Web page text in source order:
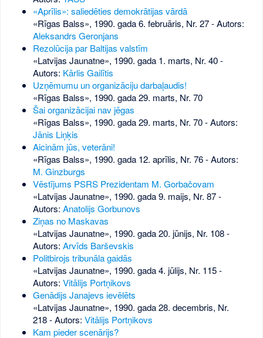
«Aprīlis»: saliedēties demokrātijas vārdā
«Rīgas Balss», 1990. gada 6. februāris, Nr. 27- Autors:
Aleksandrs Geronjans
Rezolūcija par Baltijas valstīm
«Latvijas Jaunatne», 1990. gada 1. marts, Nr. 40-
Autors: Kārlis Gailītis
Uzņēmumu un organizāciju darbaļaudis!
«Rīgas Balss», 1990. gada 29. marts, Nr. 70
Šai organizācijai nav jēgas
«Rīgas Balss», 1990. gada 29. marts, Nr. 70- Autors:
Jānis Liņķis
Aicinām jūs, veterāni!
«Rīgas Balss», 1990. gada 12. aprīlis, Nr. 76- Autors:
M. Ginzburgs
Vēstījums PSRS Prezidentam M. Gorbačovam
«Latvijas Jaunatne», 1990. gada 9. maijs, Nr. 87-
Autors: Anatolijs Gorbunovs
Ziņas no Maskavas
«Latvijas Jaunatne», 1990. gada 20. jūnijs, Nr. 108-
Autors: Arvīds Barševskis
Politbirojs tribunāla gaidās
«Latvijas Jaunatne», 1990. gada 4. jūlijs, Nr. 115-
Autors: Vitālijs Portņikovs
Genādijs Janajevs ievēlēts
«Latvijas Jaunatne», 1990. gada 28. decembris, Nr.
218- Autors: Vitālijs Portņikovs
Kam pieder scenārijs?